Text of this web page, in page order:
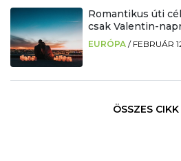
Romantikus úti
csak Valentin-
EURÓPA / FEBRUÁR
ÖSSZES CIKK